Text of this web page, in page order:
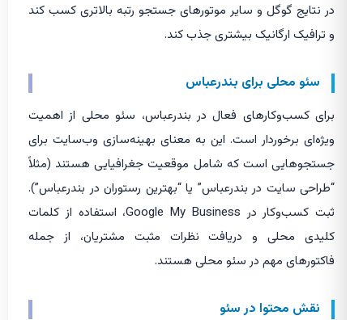
در نتایج گوگل و سایر موتورهای جستجو رتبه بالاتری کسب کند
و ترافیک ارگانیک بیشتری جذب کند.
سئو محلی برای بندرعباس
برای کسب‌وکارهای فعال در بندرعباس، سئو محلی از اهمیت
ویژه‌ای برخوردار است. این به معنای بهینه‌سازی وب‌سایت برای
جستجوهایی است که شامل موقعیت جغرافیایی هستند (مثلاً
“طراحی سایت در بندرعباس” یا “بهترین رستوران در بندرعباس”).
ثبت کسب‌وکار در Google My Business، استفاده از کلمات
کلیدی محلی و دریافت نظرات مثبت مشتریان، از جمله
فاکتورهای مهم در سئو محلی هستند.
نقش محتوا در سئو